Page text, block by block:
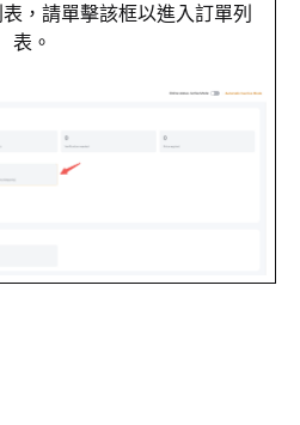
，請單擊該框以進入訂單列
表。